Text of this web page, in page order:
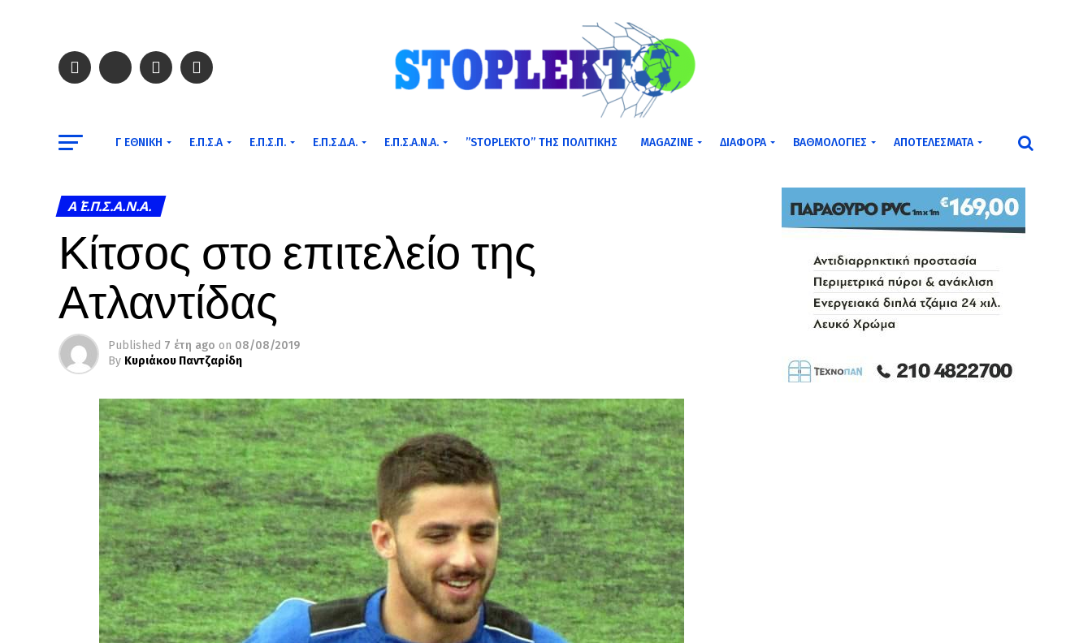
Γ ΕΘΝΙΚΉ Ε.Π.Σ.Α Ε.Π.Σ.Π. Ε.Π.Σ.Δ.Α. Ε.Π.Σ.Α.Ν.Α. ”STOPLEKTO” ΤΗΣ ΠΟΛΙΤΙΚΗΣ MAGAZINE ΔΙΆΦΟΡΑ ΒΑΘΜΟΛΟΓΊΕΣ ΑΠΟΤΕΛΈΣΜΑΤΑ
Α΄ Ε.Π.Σ.Α.Ν.Α.
Κίτσος στο επιτελείο της
Ατλαντίδας
Published 7 έτη ago on 08/08/2019
By Κυριάκου Παντζαρίδη